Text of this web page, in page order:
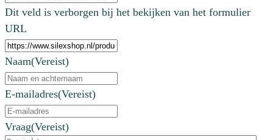
Dit veld is verborgen bij het bekijken van het formulier
URL
Naam(Vereist)
E-mailadres(Vereist)
Vraag(Vereist)